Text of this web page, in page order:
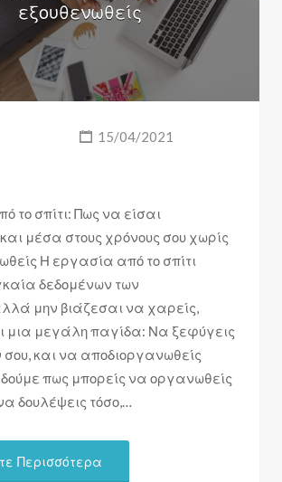
εξουθενωθείς
15/04/2021
το σπίτι: Πως να είσαι
μέσα στους χρόνους σου χωρίς
Η εργασία από το σπίτι
δεδομένων των
μην βιάζεσαι να χαρείς,
μια μεγάλη παγίδα: Να ξεφύγεις
και να αποδιοργανωθείς
δούμε πως μπορείς να οργανωθείς
δουλέψεις τόσο,…
Περισσότερα